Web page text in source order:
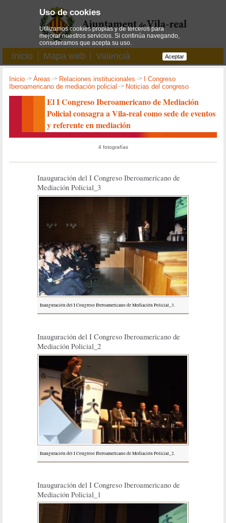
Inicio Mapa web Valencià
Inicio ->Áreas -> Relaciones institucionales ->
I Congreso
Iberoamericano de mediación policial -> Noticias del congreso
El I Congreso Iberoamericano de Mediación
Policial consagra a Vila-real como sede de eventos
y referente en mediación
4 fotografías
Inauguración del I Congreso Iberoamericano de
Mediación Policial_3
Inauguración del I Congreso Iberoamericano de Mediación Policial_3.
Inauguración del I Congreso Iberoamericano de
Mediación Policial_2
Inauguración del I Congreso Iberoamericano de Mediación Policial_2.
Inauguración del I Congreso Iberoamericano de
Mediación Policial_1
Uso de cookies
Utilizamos cookies propias y de terceros para
mejorar nuestros servicios. Si continúa navegando,
consideramos que acepta su uso.
Aceptar